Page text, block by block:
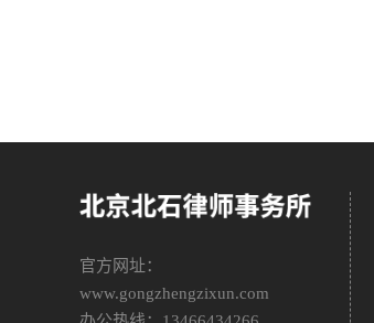
官方网址：
www.gongzhengzixun.com